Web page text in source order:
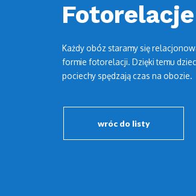
Fotorelacje
Każdy obóz staramy się
formie fotorelacji. Dzięki temu
pociechy spędzają czas na obozie.
wróc do listy